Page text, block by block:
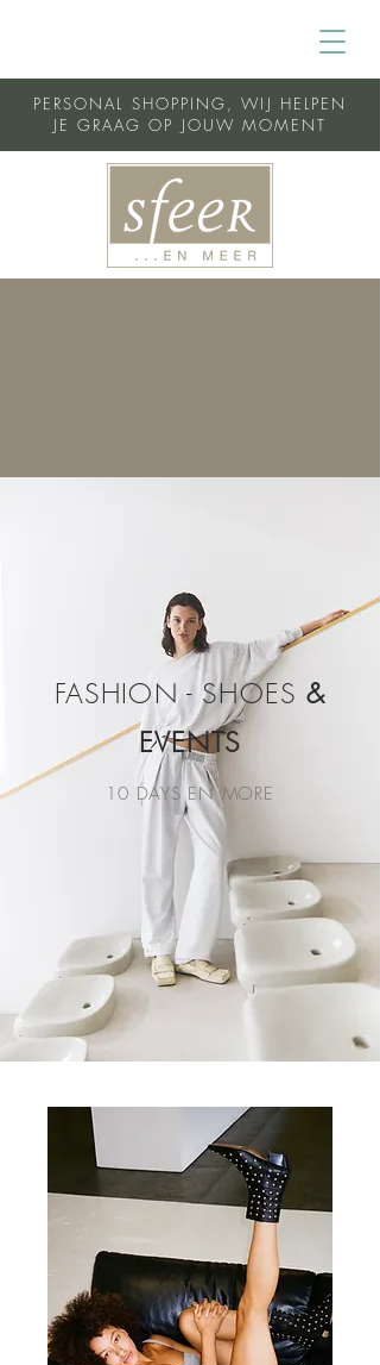
PERSONAL SHOPPING, WIJ HELPEN
JE GRAAG OP JOUW MOMENT
FASHION - SHOES&
EVENTS
10 DAYS EN MORE